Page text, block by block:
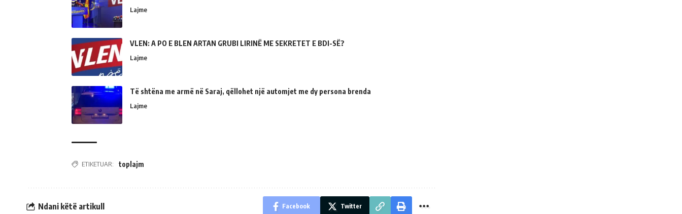
Lajme
VLEN: A PO E BLEN ARTAN GRUBI LIRINË ME SEKRETET E BDI-SË?
Lajme
Të shtëna me armë në Saraj, qëllohet një automjet me dy persona brenda
Lajme
ETIKETUAR: toplajm
Ndani këtë artikull Facebook Twitter